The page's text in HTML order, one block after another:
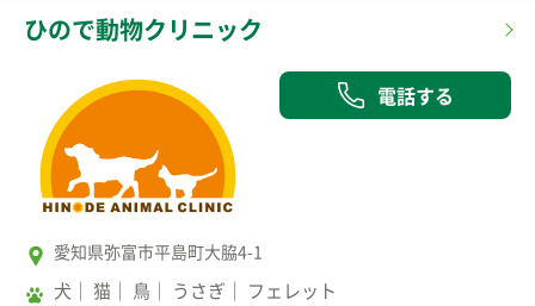
ひので動物クリニック
電話する
愛知県弥富市平島町大脇4-1
犬 猫 鳥 うさぎ フェレット